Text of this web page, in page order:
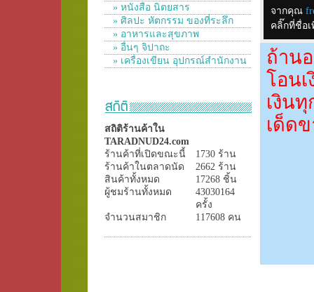
» หนังสือ นิตยสาร
» ศิลปะ หัตกรรม ของที่ระลึก
» อาหารและสุขภาพ
» อื่นๆ จิปาถะ
» เครื่องเขียน อุปกรณ์สำนักงาน
สถิติร้านค้าใน
TARADNUD24.com
ร้านค้าที่เปิดขณะนี้
1730 ร้าน
ร้านค้าในตลาดนัด
2662 ร้าน
สินค้าทั้งหมด
17268 ชิ้น
ผู้ชมร้านทั้งหมด
43030164
ครั้ง
จำนวนสมาชิก
117608 คน
จากคุณ
คลิ๊กที่ชื่อ
ถ้าน
โอน
เงิน
เด็ด